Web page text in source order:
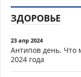
ЗДОРОВЬЕ
23 апр 2024
Антипов день. Что
2024 года